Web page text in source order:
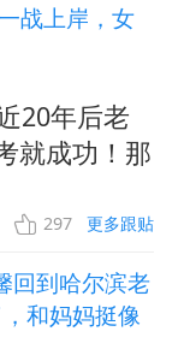
战上岸，女
20年后老
就成功！那
297 更多跟贴
回到哈尔滨老
和妈妈挺像